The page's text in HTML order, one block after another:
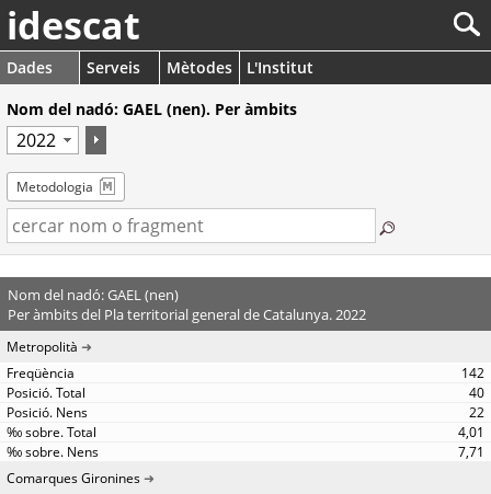
idescat
Dades Serveis Mètodes
L'Institut
Nom del nadó: GAEL (nen). Per àmbits
Metodologia
Nom del nadó: GAEL (nen)
Per àmbits del Pla territorial general de Catalunya. 2022
Metropolità
142
40
22
4,01
7,71
Comarques Gironines